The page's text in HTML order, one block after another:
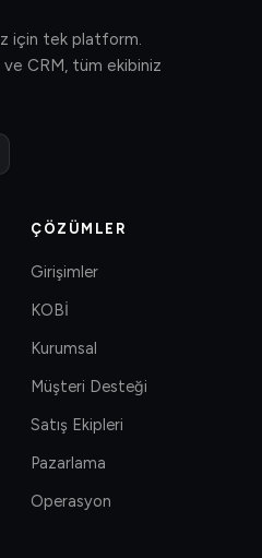
için tek platform.
CRM, tüm ekibiniz
ÇÖZÜMLER
Girişimler
KOBİ
Kurumsal
Müşteri Desteği
Satış Ekipleri
Pazarlama
Operasyon